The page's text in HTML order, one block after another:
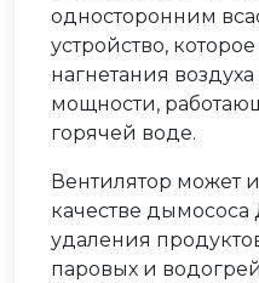
односторонним
устройство,
нагнетания
мощности,
горячей воде.
Вентилятор может
качестве дымососа
удаления
паровых и